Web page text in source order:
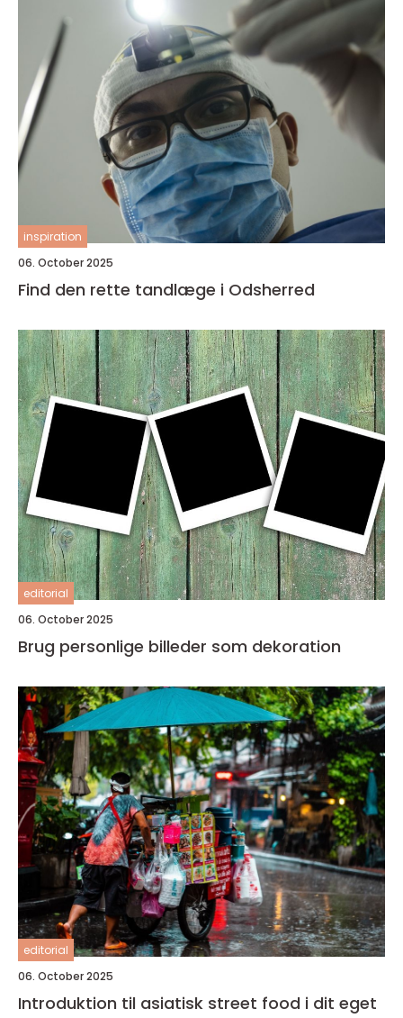
inspiration
06. October 2025
Find den rette tandlæge i Odsherred
editorial
06. October 2025
Brug personlige billeder som dekoration
editorial
06. October 2025
Introduktion til asiatisk street food i dit eget